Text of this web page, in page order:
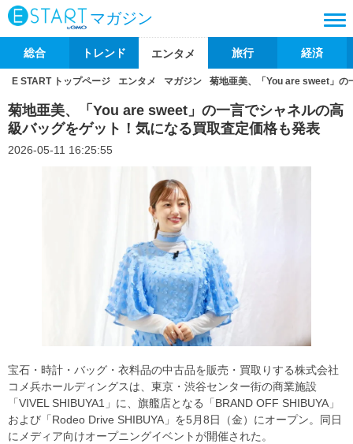
マガジン
総合 トレンド エンタメ 旅行 経済
E START トップページ エンタメ マガジン 菊地亜美、「You are sweet」の
菊地亜美、「You are sweet」の一言でシャネルの高
級バッグをゲット！気になる買取査定価格も発表
2026-05-11 16:25:55
宝石・時計・バッグ・衣料品の中古品を販売・買取りする株式会社
コメ兵ホールディングスは、東京・渋⾕センター街の商業施設
「VIVEL SHIBUYA1」に、旗艦店となる「BRAND OFF SHIBUYA」
および「Rodeo Drive SHIBUYA」を5月8日（金）にオープン。同日
にメディア向けオープニングイベントが開催された。